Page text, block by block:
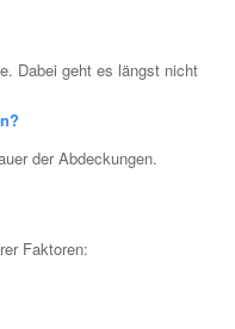
Dabei geht es längst nicht
der Abdeckungen.
Faktoren: